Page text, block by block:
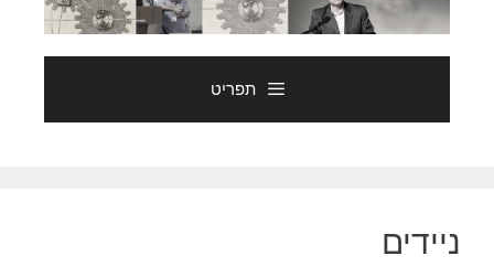
תפריט
ניידים